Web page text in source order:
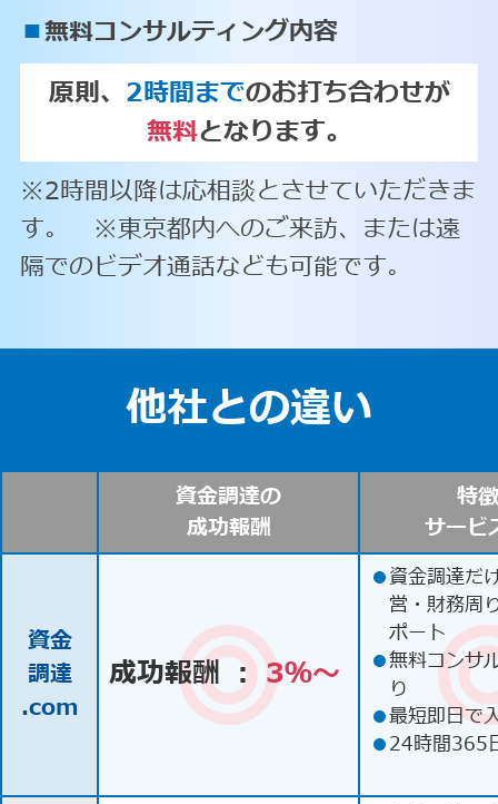
■無料コンサルティング内容
原則、 2時間までのお打ち合わせが
無料となります。
※2時間以降は応相談とさせていただきま
す。 ※東京都内へのご来訪、または遠
隔でのビデオ通話なども可能です。
他社との違い
資金調達の
成功報酬
特
サービ
資金
調達
.com
成功報酬 ： 3％〜
●資金調達だ
営・財務周
ポート
●無料コンサ
り
●最短即日で
●24時間365